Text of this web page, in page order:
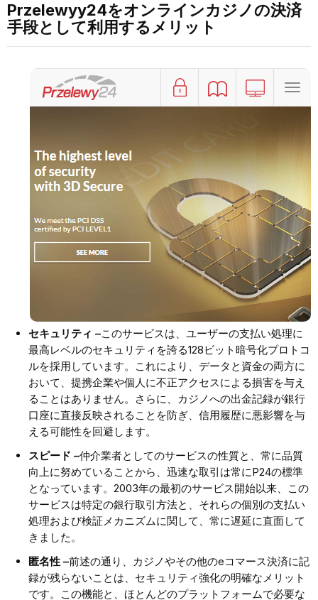
Przelewyy24をオンラインカジノの決済
手段として利用するメリット
セキュリティ –このサービスは、ユーザーの支払い処理に
最高レベルのセキュリティを誇る128ビット暗号化プロトコ
ルを採用しています。これにより、データと資金の両方に
おいて、提携企業や個人に不正アクセスによる損害を与え
ることはありません。さらに、カジノへの出金記録が銀行
口座に直接反映されることを防ぎ、信用履歴に悪影響を与
える可能性を回避します。
スピード –仲介業者としてのサービスの性質と、常に品質
向上に努めていることから、迅速な取引は常にP24の標準
となっています。2003年の最初のサービス開始以来、この
サービスは特定の銀行取引方法と、それらの個別の支払い
処理および検証メカニズムに関して、常に遅延に直面して
きました。
匿名性 –前述の通り、カジノやその他のeコマース決済に記
録が残らないことは、セキュリティ強化の明確なメリット
です。この機能と、ほとんどのプラットフォームで必要な